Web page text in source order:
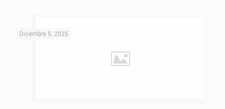
Dicembre 5, 2025